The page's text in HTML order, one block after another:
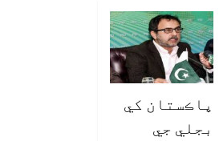
پاڪستان کي
بجلي جي